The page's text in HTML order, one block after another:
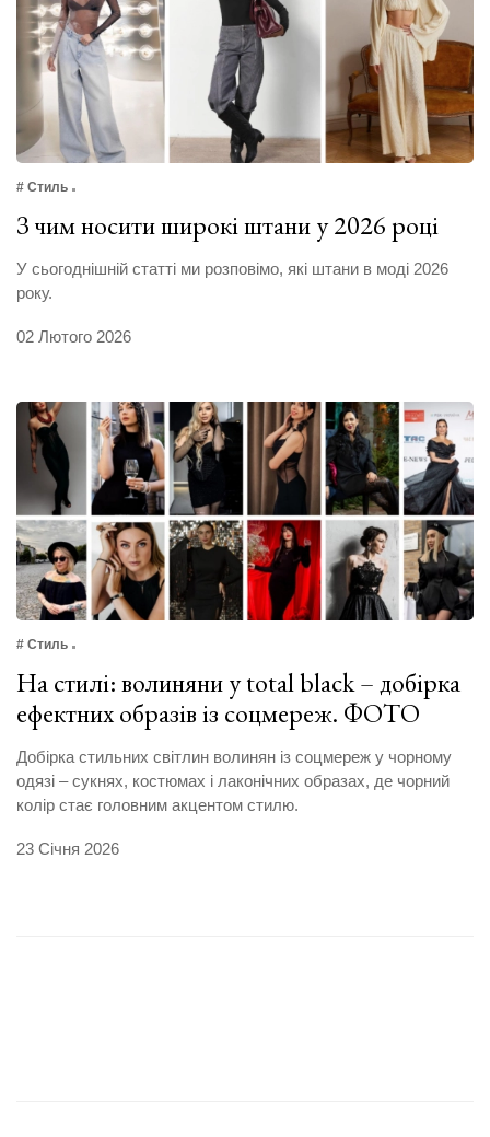
# Стиль
З чим носити широкі штани у 2026 році
У сьогоднішній статті ми розповімо, які штани в моді 2026
року.
02 Лютого 2026
# Стиль
На стилі: волиняни у total black – добірка
ефектних образів із соцмереж. ФОТО
Добірка стильних світлин волинян із соцмереж у чорному
одязі – сукнях, костюмах і лаконічних образах, де чорний
колір стає головним акцентом стилю.
23 Січня 2026